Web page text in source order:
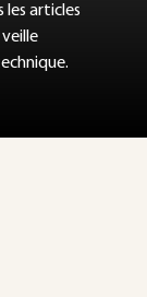
les articles